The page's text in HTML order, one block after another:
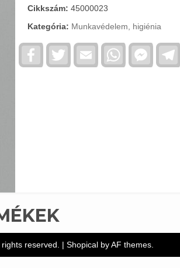
Cikkszám:45000023
Kategória: Munkavédelem, higiénia
FacebookTwitter Email WhatsApp
reserved. | Shopicalby AF themes.